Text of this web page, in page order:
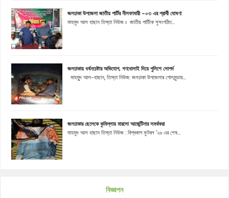
জলঢাকা উপজেলা জাতীয় পার্টির নীলফামারী -০৩ এর প্রার্থী ঘোষণা
মাহমুদ আল হাছান তিস্তা নিউজ ঃ জাতীয় পার্টিকে সুসংগঠিত...
জলঢাকায় ধর্ষনচেষ্টার অভিযোগ, গণধোলাই দিয়ে পুলিশে সোপর্দ
মাহমুূদ আল-হাছান, তিস্তা নিউজ: জলঢাকা উপজেলার গোলমুন্ডায়...
জলঢাকার ছেলেকে কুমিল্লায় মারলো আর্জেন্টিনার সমর্থকরা
মাহমুদ আল হাছান তিস্তা নিউজ : বিশ্বকাপ ফুটবল '২৬ এর শেষ...
বিজ্ঞাপন